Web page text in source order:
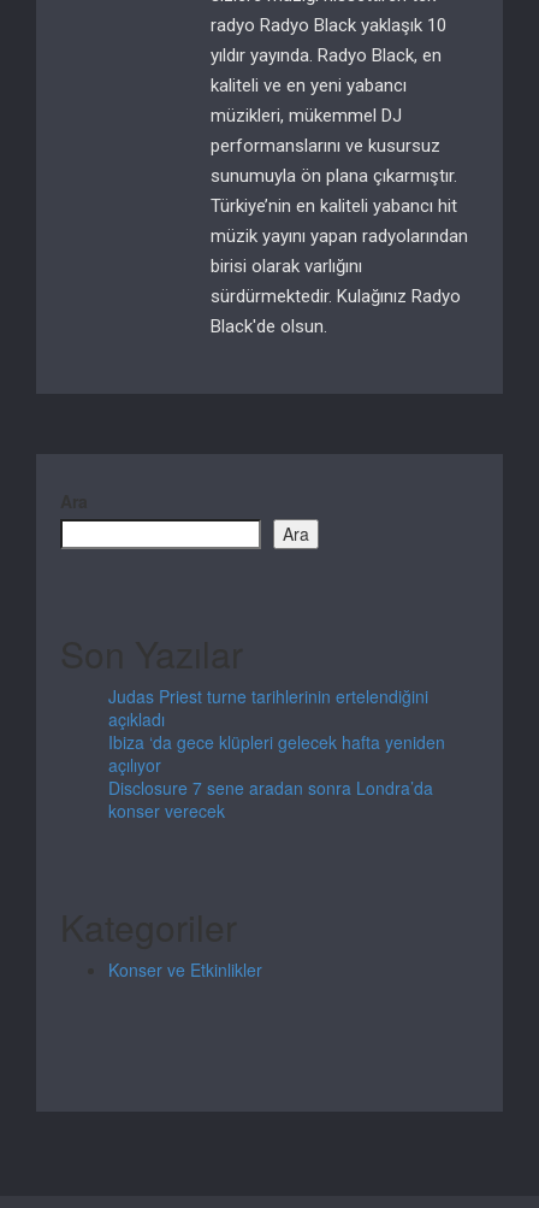
radyo Radyo Black yaklaşık 10
yıldır yayında. Radyo Black, en
kaliteli ve en yeni yabancı
müzikleri, mükemmel DJ
performanslarını ve kusursuz
sunumuyla ön plana çıkarmıştır.
Türkiye’nin en kaliteli yabancı hit
müzik yayını yapan radyolarından
birisi olarak varlığını
sürdürmektedir. Kulağınız Radyo
Black'de olsun.
Ara
Judas Priest turne tarihlerinin ertelendiğini
açıkladı
Ibiza ‘da gece klüpleri gelecek hafta yeniden
açılıyor
Disclosure 7 sene aradan sonra Londra’da
konser verecek
Konser ve Etkinlikler